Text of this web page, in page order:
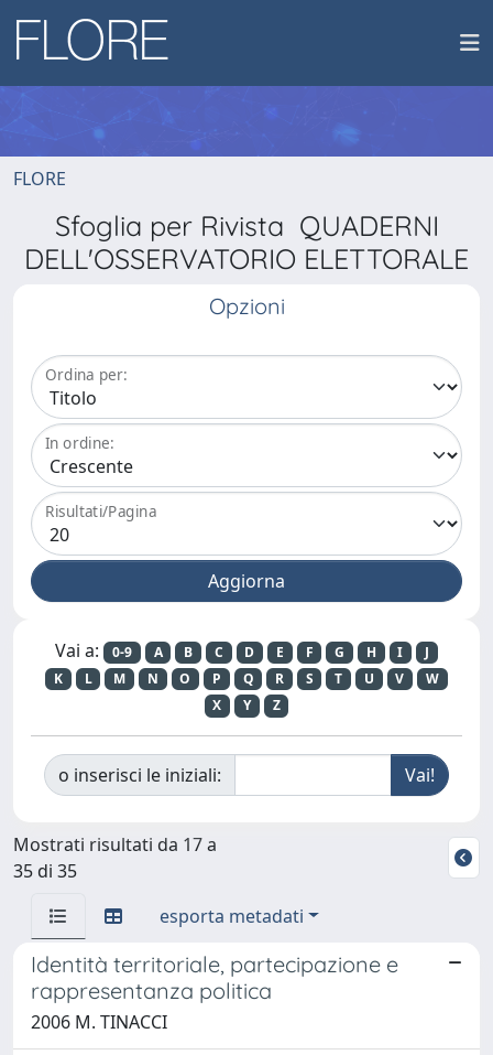
FLORE
Sfoglia per Rivista QUADERNI
DELL'OSSERVATORIO ELETTORALE
Opzioni
Ordina per:
In ordine:
Risultati/Pagina
Vai a: 0-9 A B C D E F G H I
J
K
L M N O P Q R S T U V
W
X
Y Z
o inserisci le iniziali:
Mostrati risultati da 17 a
35 di 35
esporta metadati
Identità territoriale, partecipazione e
rappresentanza politica
2006 M. TINACCI